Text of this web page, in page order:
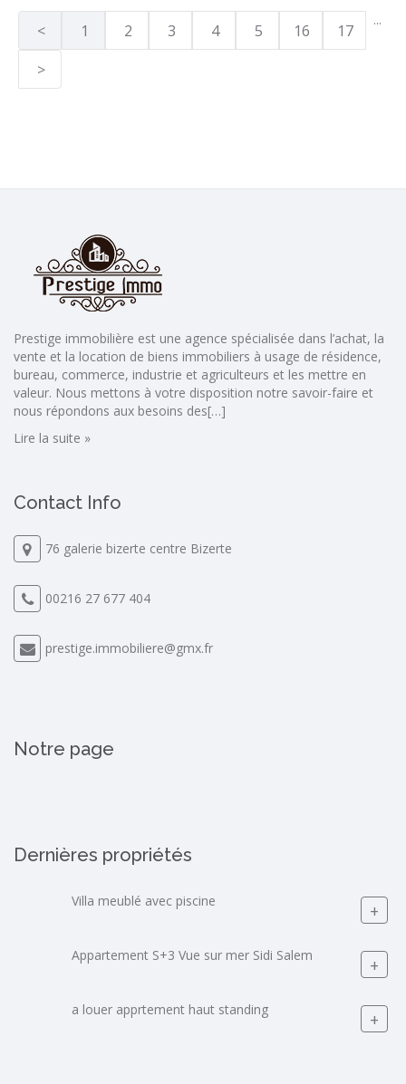
< 1 2 3 4 5
...
16
17
>
Prestige immobilière est une agence spécialisée dans l’achat, la
vente et la location de biens immobiliers à usage de résidence,
bureau, commerce, industrie et agriculteurs et les mettre en
valeur. Nous mettons à votre disposition notre savoir-faire et
nous répondons aux besoins des[…]
Lire la suite »
Contact Info
76 galerie bizerte centre Bizerte
00216 27 677 404
prestige.immobiliere@gmx.fr
Notre page
Dernières propriétés
Villa meublé avec piscine +
Appartement S+3 Vue sur mer Sidi Salem +
a louer apprtement haut standing +